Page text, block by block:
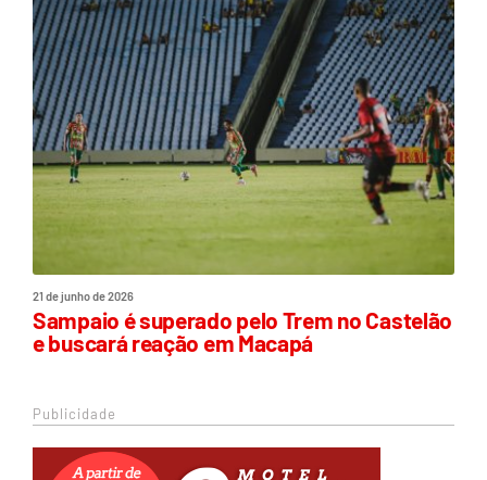
21 de junho de 2026
Sampaio é superado pelo Trem no Castelão
e buscará reação em Macapá
Publicidade